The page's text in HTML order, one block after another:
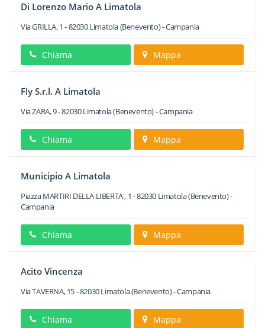
Di Lorenzo Mario A Limatola
Via GRILLA, 1 -82030Limatola(Benevento) -Campania
Chiama Mappa
Fly S.r.l. A Limatola
Via ZARA, 9-82030Limatola(Benevento) -Campania
Chiama Mappa
Municipio A Limatola
Piazza MARTIRI DELLA LIBERTA', 1 -82030 Limatola(Benevento) -
Campania
Chiama Mappa
Acito Vincenza
Via TAVERNA, 15-82030Limatola(Benevento) -Campania
Chiama Mappa